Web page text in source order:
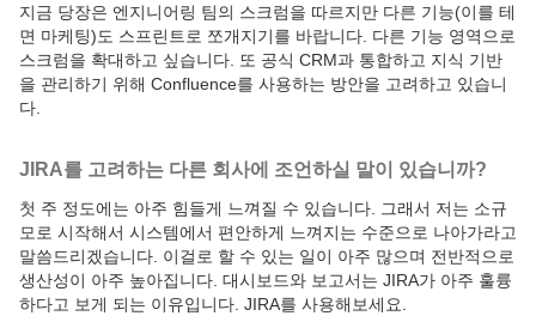
지금 당장은 엔지니어링 팀의 스크럼을 따르지만 다른 기능(이를 테
면 마케팅)도 스프린트로 쪼개지기를 바랍니다. 다른 기능 영역으로
스크럼을 확대하고 싶습니다. 또 공식 CRM과 통합하고 지식 기반
을 관리하기 위해 Confluence를 사용하는 방안을 고려하고 있습니
다.
JIRA를 고려하는 다른 회사에 조언하실 말이 있습니까?
첫 주 정도에는 아주 힘들게 느껴질 수 있습니다. 그래서 저는 소규
모로 시작해서 시스템에서 편안하게 느껴지는 수준으로 나아가라고
말씀드리겠습니다. 이걸로 할 수 있는 일이 아주 많으며 전반적으로
생산성이 아주 높아집니다. 대시보드와 보고서는 JIRA가 아주 훌륭
하다고 보게 되는 이유입니다. JIRA를 사용해보세요.